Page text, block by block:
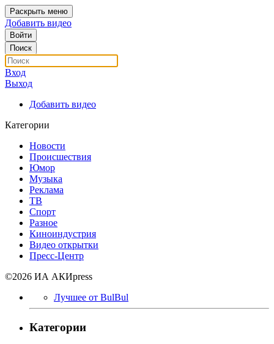
Раскрыть меню
Добавить видео
Войти
Поиск
Вход
Выход
Добавить видео
Категории
Новости
Происшествия
Юмор
Музыка
Реклама
ТВ
Спорт
Разное
Киноиндустрия
Видео открытки
Пресс-Центр
©2026 ИА АКИpress
Лучшее от BulBul
Категории